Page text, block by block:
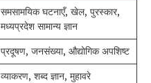
समसामयिक घटनाएँ, खेल, पुरस्कार,
मध्यप्रदेश सामान्य ज्ञान
प्रदूषण, जनसंख्या, औद्योगिक अपशिष्ट
व्याकरण, शब्द ज्ञान, मुहावरे